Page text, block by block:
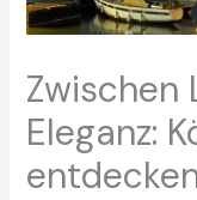
Zwischen
Eleganz: